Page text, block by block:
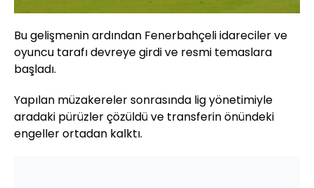
Bu gelişmenin ardından Fenerbahçeli idareciler ve
oyuncu tarafı devreye girdi ve resmi temaslara
başladı.
Yapılan müzakereler sonrasında lig yönetimiyle
aradaki pürüzler çözüldü ve transferin önündeki
engeller ortadan kalktı.